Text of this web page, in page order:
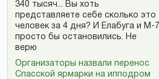
340 тысяч... Вы хоть
представляете себе сколько это
человек за 4 дня? И Елабуга и М-7
просто бы остановились. Не
верю
Организаторы назвали перенос
Спасской ярмарки на ипподром